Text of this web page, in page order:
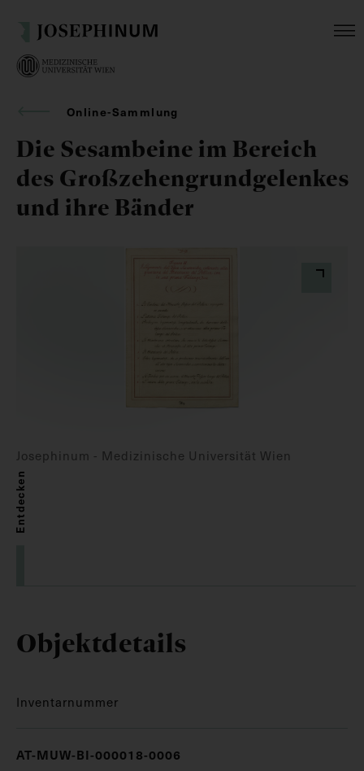
Online-Sammlung
Die Sesambeine im Bereich
des Großzehengrundgelenkes
und ihre Bänder
Josephinum - Medizinische Universität Wien
Entdecken
Objektdetails
Inventarnummer
AT-MUW-BI-000018-0006